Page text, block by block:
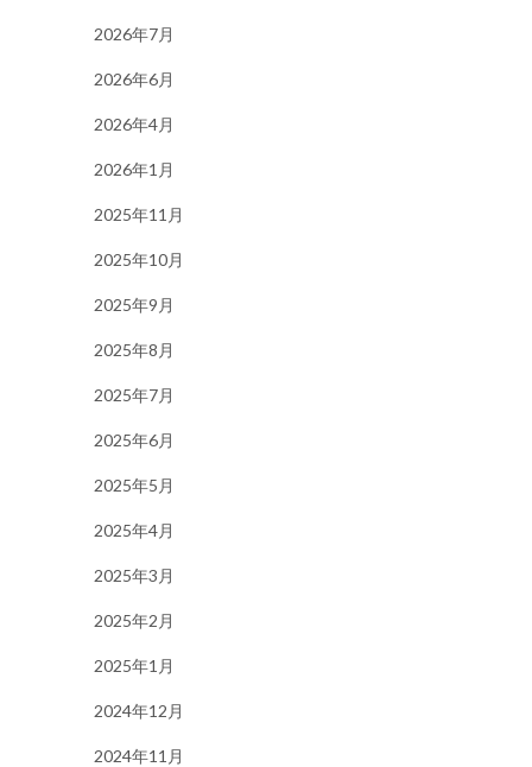
2026年7月
2026年6月
2026年4月
2026年1月
2025年11月
2025年10月
2025年9月
2025年8月
2025年7月
2025年6月
2025年5月
2025年4月
2025年3月
2025年2月
2025年1月
2024年12月
2024年11月